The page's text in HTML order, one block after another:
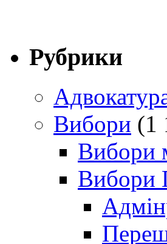
Рубрики
Вибори (1
Вибори
Вибори